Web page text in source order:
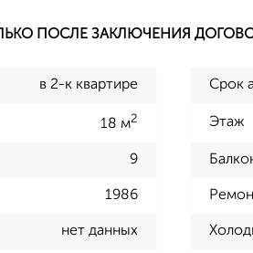
ПОСЛЕ ЗАКЛЮЧЕНИЯ
в 2-к квартире Срок
18 м2 Этаж
9
1986
нет данных